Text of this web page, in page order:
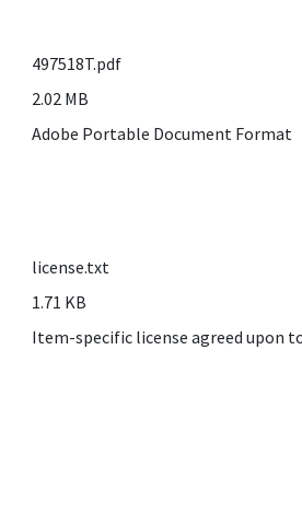
497518T.pdf
2.02 MB
Adobe Portable Document Format
license.txt
1.71 KB
Item-specific license agreed upon